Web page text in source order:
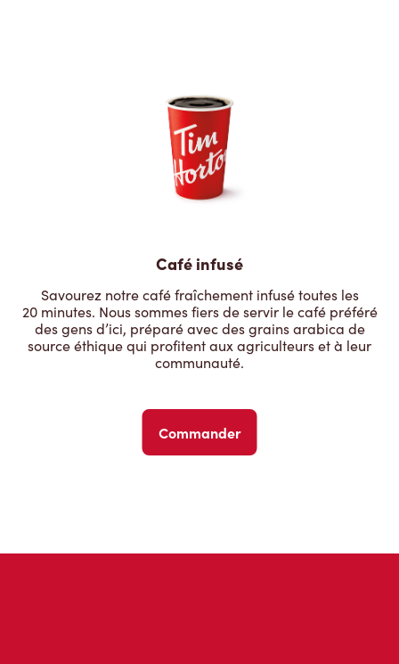
Café infusé
Savourez notre café fraîchement infusé toutes les
20 minutes. Nous sommes fiers de servir le café préféré
des gens d’ici, préparé avec des grains arabica de
source éthique qui profitent aux agriculteurs et à leur
communauté.
Commander